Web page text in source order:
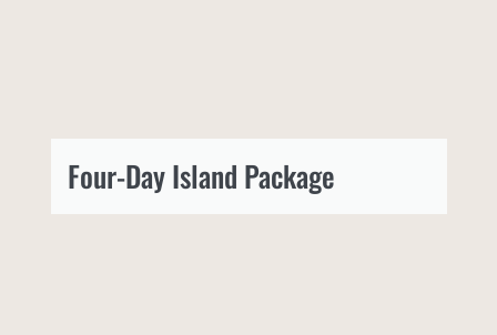
Four-Day Island Package